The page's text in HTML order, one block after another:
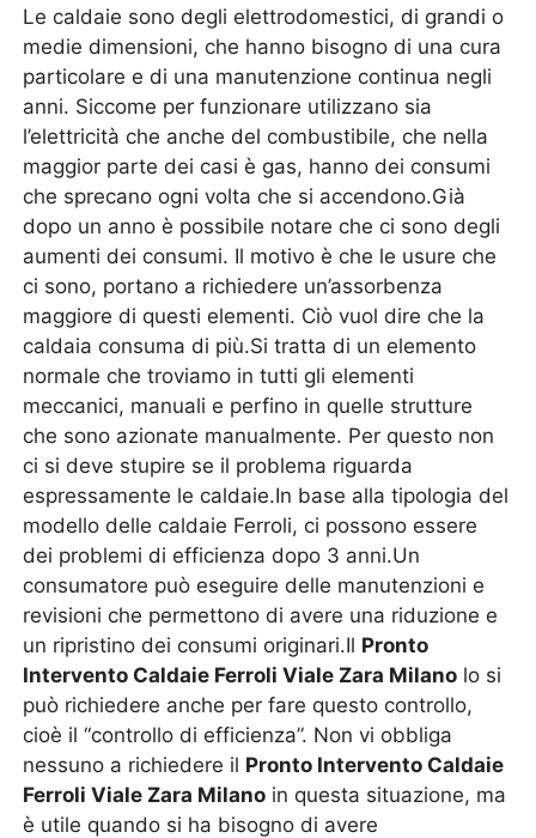
Le caldaie sono degli elettrodomestici, di grandi o
medie dimensioni, che hanno bisogno di una cura
particolare e di una manutenzione continua negli
anni. Siccome per funzionare utilizzano sia
l’elettricità che anche del combustibile, che nella
maggior parte dei casi è gas, hanno dei consumi
che sprecano ogni volta che si accendono.Già
dopo un anno è possibile notare che ci sono degli
aumenti dei consumi. Il motivo è che le usure che
ci sono, portano a richiedere un’assorbenza
maggiore di questi elementi. Ciò vuol dire che la
caldaia consuma di più.Si tratta di un elemento
normale che troviamo in tutti gli elementi
meccanici, manuali e perfino in quelle strutture
che sono azionate manualmente. Per questo non
ci si deve stupire se il problema riguarda
espressamente le caldaie.In base alla tipologia del
modello delle caldaie Ferroli, ci possono essere
dei problemi di efficienza dopo 3 anni.Un
consumatore può eseguire delle manutenzioni e
revisioni che permettono di avere una riduzione e
un ripristino dei consumi originari.Il Pronto
Intervento Caldaie Ferroli Viale Zara Milano lo si
può richiedere anche per fare questo controllo,
cioè il “controllo di efficienza”. Non vi obbliga
nessuno a richiedere il Pronto Intervento Caldaie
Ferroli Viale Zara Milano in questa situazione, ma
è utile quando si ha bisogno di avere